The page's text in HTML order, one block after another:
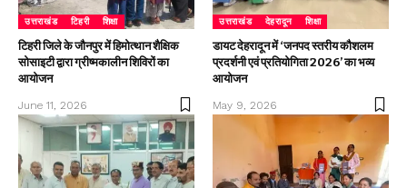
उत्तराखंड टिहरी शिक्षा
टिहरी जिले के जौनपुर में हिमोत्थान शैक्षिक
सोसाइटी द्वारा ग्रीष्मकालीन शिविरों का
आयोजन
June 11, 2026
उत्तराखंड देहरादून शिक्षा
डायट देहरादून में ‘जनपद स्तरीय कौशलम
प्रदर्शनी एवं प्रतियोगिता 2026’ का भव्य
आयोजन
May 9, 2026